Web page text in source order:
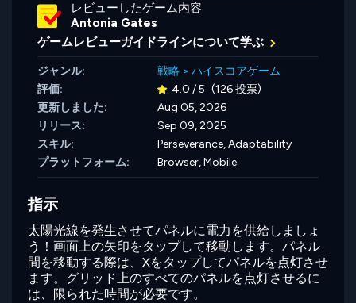
レビューしたゲーム内容
Antonia Gates
ゲームレビューガイドラインについて学ぶ
ジャンル: 戦略 > ハイスコアゲーム
評価:
4.0 / 5 (126 投票)
更新しました:
Aug 05, 2026
リリース:
Sep 09, 2025
スキル:
Perseverance,Adaptability
プラットフォーム:
Browser, Mobile
指示
太陽光線を発生させてパネルに電力を供給しましょ
う！画面上の矢印をタップして移動します。パネル
間を移動する際は、Xをタップしてパネルを点灯させ
ます。グリッド上のすべてのパネルを点灯させるに
は、限られた時間が必要です。